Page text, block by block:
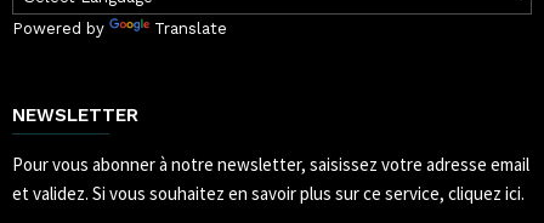
Powered by Translate
NEWSLETTER
Pour vous abonner à notre newsletter, saisissez votre adresse email
et validez. Si vous souhaitez en savoir plus sur ce service, cliquez ici.